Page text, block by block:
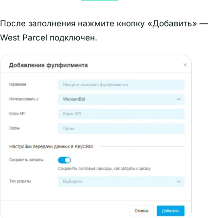
После заполнения нажмите кнопку «Добавить» —
West Parcel подключен.